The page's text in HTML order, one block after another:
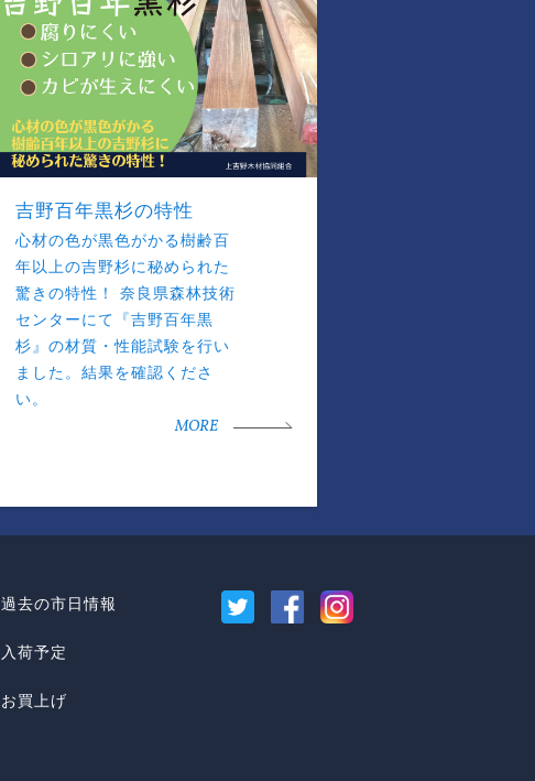
吉野百年黒杉の特性
心材の色が黒色がかる樹齢百
年以上の吉野杉に秘められた
驚きの特性！ 奈良県森林技術
センターにて『吉野百年黒
杉』の材質・性能試験を行い
ました。結果を確認くださ
い。
MORE
過去の市日情報
入荷予定
お買上げ